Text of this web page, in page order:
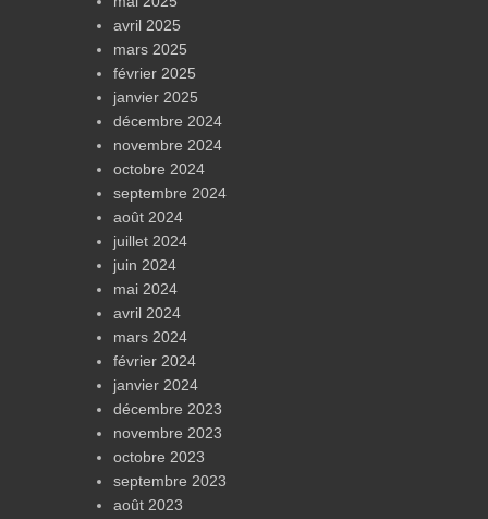
avril 2025
mars 2025
février 2025
janvier 2025
décembre 2024
novembre 2024
octobre 2024
septembre 2024
août 2024
juillet 2024
juin 2024
mai 2024
avril 2024
mars 2024
février 2024
janvier 2024
décembre 2023
novembre 2023
octobre 2023
septembre 2023
août 2023